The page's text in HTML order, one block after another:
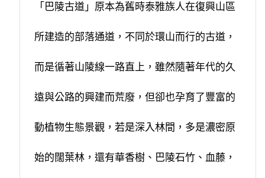
「巴陵古道」原本為舊時泰雅族人在復興山區
所建造的部落通道，不同於環山而行的古道，
而是循著山陵線一路直上，雖然隨著年代的久
遠與公路的興建而荒廢，但卻也孕育了豐富的
動植物生態景觀，若是深入林間，多是濃密原
始的闊葉林，還有華香樹、巴陵石竹、血藤，